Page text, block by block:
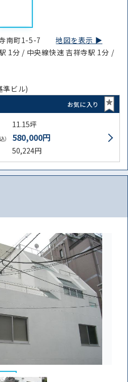
寺南町1-5-7地図を表示 ▶︎
1分 / 中央線快速 吉祥寺駅 1分 /
準ビル)
お気に入り
11.15坪
） 580,000円
50,224円